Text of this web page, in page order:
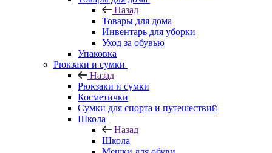
Назад
Товары для дома
Инвентарь для уборки
Уход за обувью
Упаковка
Рюкзаки и сумки
Назад
Рюкзаки и сумки
Косметички
Сумки для спорта и путешествий
Школа
Назад
Школа